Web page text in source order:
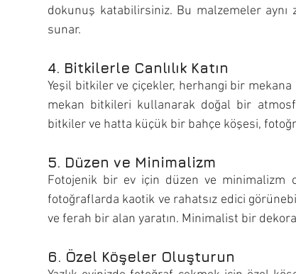
dokunuş katabilirsiniz. Bu malzemeler
sunar.
4. Bitkilerle Canlılık Katın
Yeşil bitkiler ve çiçekler, herhangi bir mekana
mekan bitkileri kullanarak doğal bir
bitkiler ve hatta küçük bir bahçe köşesi,
5. Düzen ve Minimalizm
Fotojenik bir ev için düzen ve minimalizm
fotoğraflarda kaotik ve rahatsız edici
ve ferah bir alan yaratın. Minimalist bir
6. Özel Köşeler Oluşturun